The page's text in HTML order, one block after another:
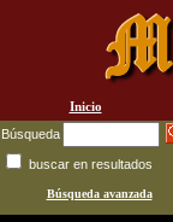
Inicio
Búsqueda
buscar en resultados
Búsqueda avanzada